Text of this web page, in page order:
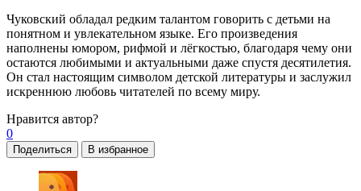
Чуковский обладал редким талантом говорить с детьми на
понятном и увлекательном языке. Его произведения
наполнены юмором, рифмой и лёгкостью, благодаря чему они
остаются любимыми и актуальными даже спустя десятилетия.
Он стал настоящим символом детской литературы и заслужил
искреннюю любовь читателей по всему миру.
Нравится автор?
0
Поделиться В избранное